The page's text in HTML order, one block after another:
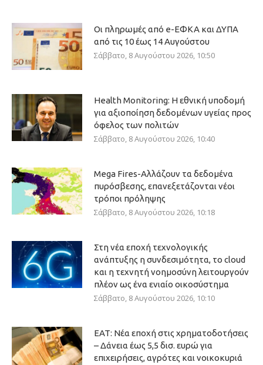
Οι πληρωμές από e-ΕΦΚΑ και ΔΥΠΑ
από τις 10 έως 14 Αυγούστου
Σάββατο, 8 Αυγούστου 2026, 10:50
Health Monitoring: Η εθνική υποδομή
για αξιοποίηση δεδομένων υγείας προς
όφελος των πολιτών
Σάββατο, 8 Αυγούστου 2026, 10:40
Mega Fires-Αλλάζουν τα δεδομένα
πυρόσβεσης, επανεξετάζονται νέοι
τρόποι πρόληψης
Σάββατο, 8 Αυγούστου 2026, 10:18
Στη νέα εποχή τεχνολογικής
ανάπτυξης η συνδεσιμότητα, το cloud
και η τεχνητή νοημοσύνη λειτουργούν
πλέον ως ένα ενιαίο οικοσύστημα
Σάββατο, 8 Αυγούστου 2026, 10:10
ΕΑΤ: Νέα εποχή στις χρηματοδοτήσεις
– Δάνεια έως 5,5 δισ. ευρώ για
επιχειρήσεις, αγρότες και νοικοκυριά